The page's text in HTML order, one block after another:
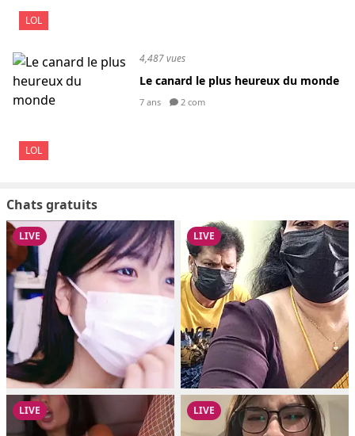
LOL
LOL
4,487 vues
Le canard le plus heureux du monde
7 ans 2 com
Chats gratuits